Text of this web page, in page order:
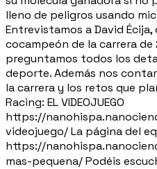
lleno de peligros usando
Entrevistamos a David
cocampeón de la carrera de
preguntamos todos los
deporte. Además nos
la carrera y los retos que
Racing: EL VIDEOJUEGO
https://
videojuego/ La página del
https://
mas-pequena/ Podéis